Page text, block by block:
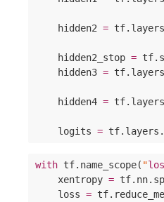
    hidden2
=
    hidden2_stop
=
    hidden3
=
    hidden4
=
    logits
=
with tf.name_scope( "
    xentropy
=
    loss
=